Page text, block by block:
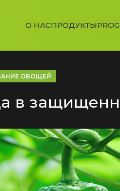
О НАСПРОДУКТЫ
ОВОЩЕЙ
в